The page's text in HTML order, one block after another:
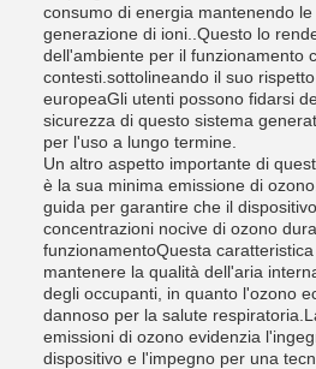
consumo di energia mantenendo
generazione di ioni..Questo lo
dell'ambiente per il funzionamento
contesti.sottolineando il suo
europeaGli utenti possono fidarsi
sicurezza di questo sistema
per l'uso a lungo termine.
Un altro aspetto importante di
è la sua minima emissione di
guida per garantire che il
concentrazioni nocive di ozono
funzionamentoQuesta
mantenere la qualità dell'aria
degli occupanti, in quanto l'ozono
dannoso per la salute
emissioni di ozono evidenzia
dispositivo e l'impegno per una